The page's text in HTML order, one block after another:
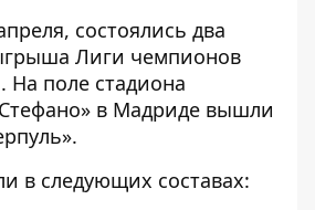
состоялись два
Лиги чемпионов
На поле стадиона
в Мадриде вышли
в следующих составах: